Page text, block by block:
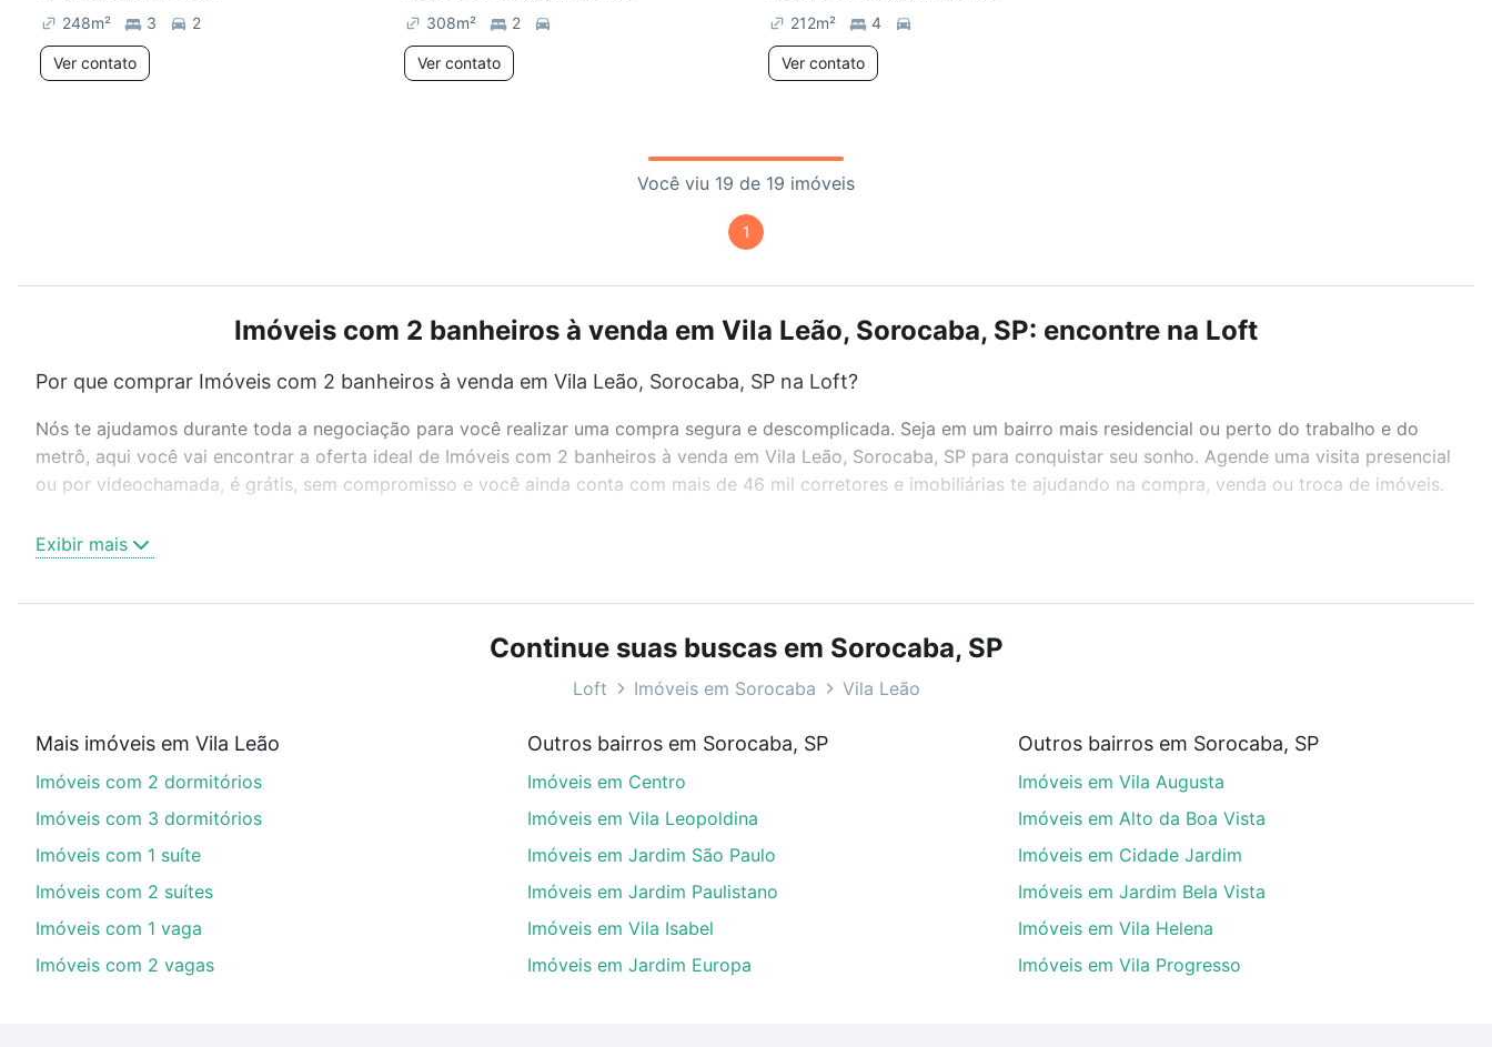
248m² 3 2
Ver contato
308m² 2
Ver contato
212m² 4
Ver contato
Você viu 19 de 19 imóveis
1
Imóveis com 2 banheiros à venda em Vila Leão, Sorocaba, SP: encontre na Loft
Por que comprar Imóveis com 2 banheiros à venda em Vila Leão, Sorocaba, SP na Loft?
Nós te ajudamos durante toda a negociação para você realizar uma compra segura e descomplicada. Seja em um bairro mais residencial ou perto do trabalho e do
metrô, aqui você vai encontrar a oferta ideal de Imóveis com 2 banheiros à venda em Vila Leão, Sorocaba, SP para conquistar seu sonho. Agende uma visita presencial
ou por videochamada, é grátis, sem compromisso e você ainda conta com mais de 46 mil corretores e imobiliárias te ajudando na compra, venda ou troca de imóveis.
ou sem vaga de garagem para combinar perfeitamente com o preço, metragem e comodidades, como piscina, academia, salão de festas ou área verde e encontrar
Imóveis com 2 banheiros à venda em Vila Leão, Sorocaba, SP ideal para você na Loft.
Qual o preço de Imóveis com 2 banheiros à venda em Vila Leão, Sorocaba, SP?
Aqui na Loft temos a oferta ideal para você, com Imóveis com 2 banheiros à venda em Vila Leão, Sorocaba, SP que custam a partir de R$ 0 e com nossas opções de
financiamento imobiliário as parcelas podem se adequar ao seu orçamento. Se ainda tem alguma dúvida dos custos envolvidos no processo de compra, veja em nosso
portal quanto custa comprar um apartamento e conte com a gente para comprar o imóvel dos seus sonhos com segurança e conforto. Loft, com você até as chaves.
Exibir mais
Continue suas buscas em Sorocaba, SP
Loft Imóveis em Sorocaba Vila Leão
Mais imóveis em Vila Leão
Imóveis com 2 dormitórios
Imóveis com 3 dormitórios
Imóveis com 1 suíte
Imóveis com 2 suítes
Imóveis com 1 vaga
Imóveis com 2 vagas
Outros bairros em Sorocaba, SP
Imóveis em Centro
Imóveis em Vila Leopoldina
Imóveis em Jardim São Paulo
Imóveis em Jardim Paulistano
Imóveis em Vila Isabel
Imóveis em Jardim Europa
Outros bairros em Sorocaba, SP
Imóveis em Vila Augusta
Imóveis em Alto da Boa Vista
Imóveis em Cidade Jardim
Imóveis em Jardim Bela Vista
Imóveis em Vila Helena
Imóveis em Vila Progresso